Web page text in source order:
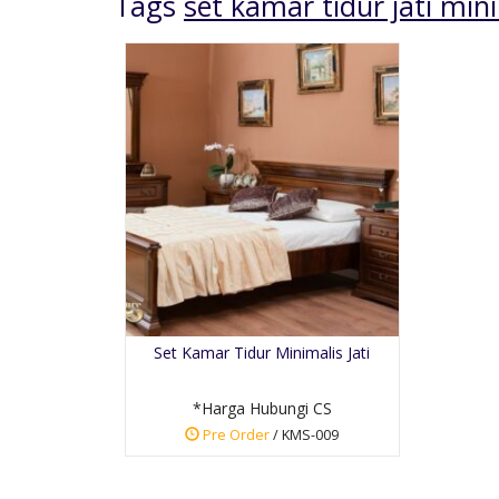
Set Kamar Tidur Minimalis Jati
*Harga Hubungi CS
Pre Order/ KMS-009
Buffet Tv Mewah
Ukiran Klasik
*Harga Hubungi CS